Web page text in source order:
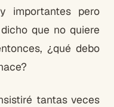
importantes pero
que no quiere
¿qué debo
tantas veces